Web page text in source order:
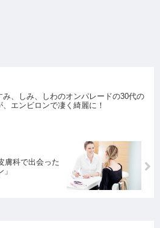
み、しみ、しわのオンパレードの30代の
、エンビロンで凄く綺麗に！
膚科で出会った